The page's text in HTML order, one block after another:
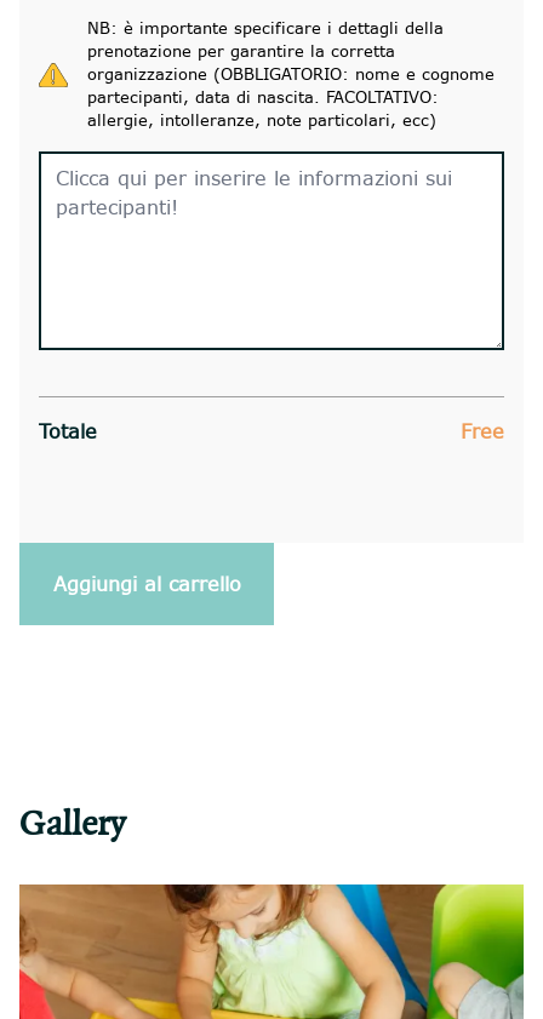
NB: è importante specificare i dettagli della
prenotazione per garantire la corretta
organizzazione (OBBLIGATORIO: nome e cognome
partecipanti, data di nascita. FACOLTATIVO:
allergie, intolleranze, note particolari, ecc)
Totale Free
Aggiungi al carrello
Gallery